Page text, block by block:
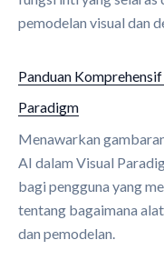
pemodelan visual dan
Panduan
Paradigm
Menawarkan
AI dalam Visual
bagi pengguna yang
tentang bagaimana
dan pemodelan.